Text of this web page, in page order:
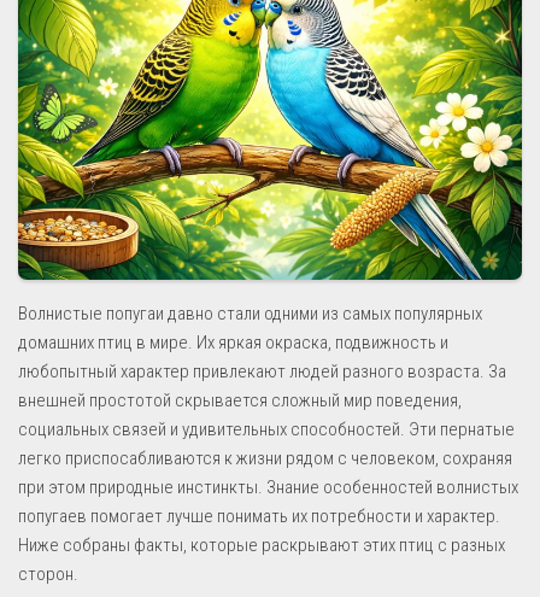
Волнистые попугаи давно стали одними из самых популярных
домашних птиц в мире. Их яркая окраска, подвижность и
любопытный характер привлекают людей разного возраста. За
внешней простотой скрывается сложный мир поведения,
социальных связей и удивительных способностей. Эти пернатые
легко приспосабливаются к жизни рядом с человеком, сохраняя
при этом природные инстинкты. Знание особенностей волнистых
попугаев помогает лучше понимать их потребности и характер.
Ниже собраны факты, которые раскрывают этих птиц с разных
сторон.